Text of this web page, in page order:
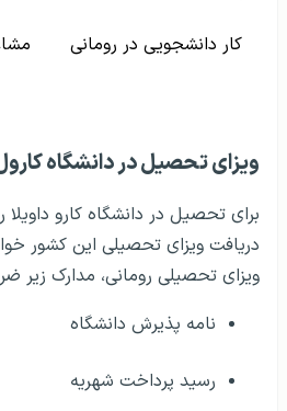
کار دانشجویی در رومانی
ویزای تحصیل در دانشگاه
برای تحصیل در دانشگاه کارو داویلا
دریافت ویزای تحصیلی این کشور
ویزای تحصیلی رومانی، مدارک زیر
نامه پذیرش دانشگاه
رسید پرداخت شهریه